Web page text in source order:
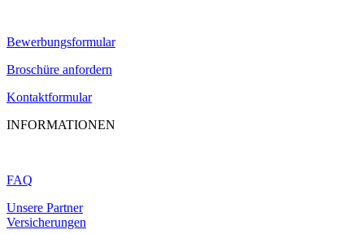
Bewerbungsformular
Broschüre anfordern
Kontaktformular
INFORMATIONEN
FAQ
Unsere Partner
Versicherungen